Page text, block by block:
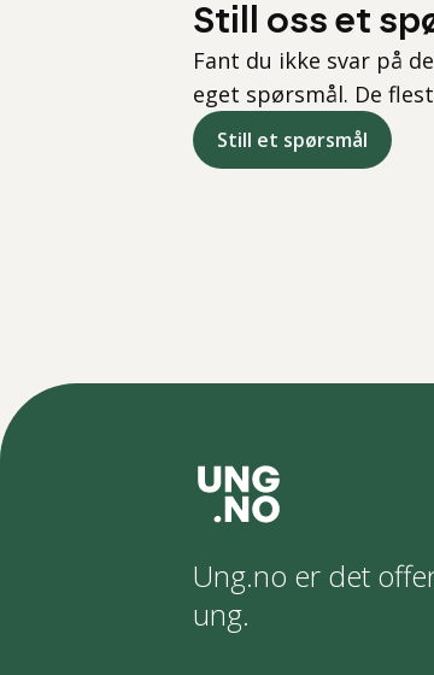
Still oss et
Fant du ikke svar på
eget spørsmål. De
Still et spørsmål
Ung.no er det
ung.